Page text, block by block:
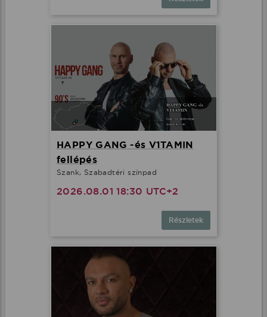
HAPPY GANG -és V1TAMIN
fellépés
Szank, Szabadtéri színpad
2026.08.01 18:30 UTC+2
Részletek